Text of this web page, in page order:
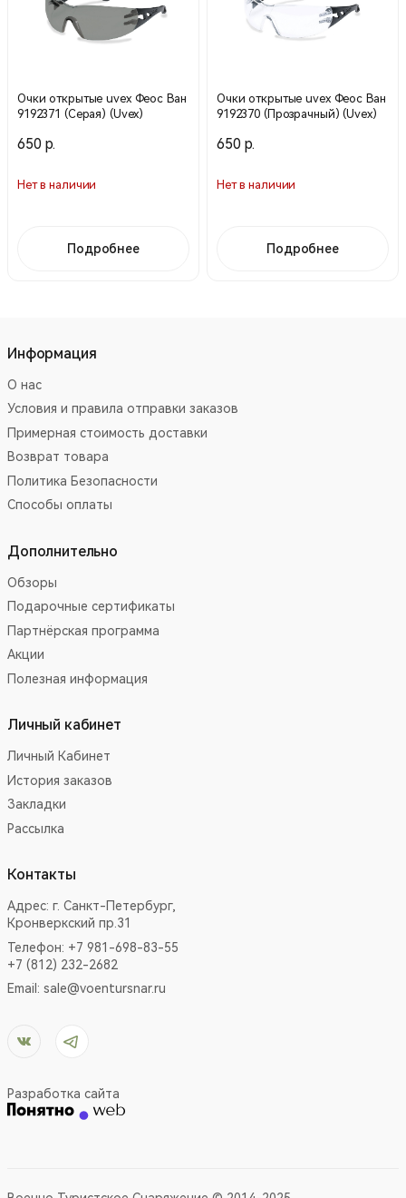
Очки открытые uvex Феос Ван
9192371 (Серая) (Uvex)
650 р.
Нет в наличии
Подробнее
Очки открытые uvex Феос Ван
9192370 (Прозрачный) (Uvex)
650 р.
Нет в наличии
Подробнее
Информация
О нас
Условия и правила отправки заказов
Примерная стоимость доставки
Возврат товара
Политика Безопасности
Способы оплаты
Дополнительно
Обзоры
Подарочные сертификаты
Партнёрская программа
Акции
Полезная информация
Личный кабинет
Личный Кабинет
История заказов
Закладки
Рассылка
Контакты
Адрес: г. Санкт-Петербург,
Кронверкский пр.31
Телефон: +7 981-698-83-55
+7 (812) 232-2682
Email: sale@voentursnar.ru
Разработка сайта